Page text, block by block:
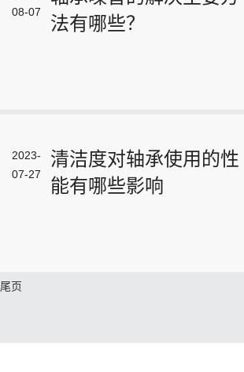
08-07
法有哪些？
2023-
07-27
清洁度对轴承使用的性
能有哪些影响
尾页